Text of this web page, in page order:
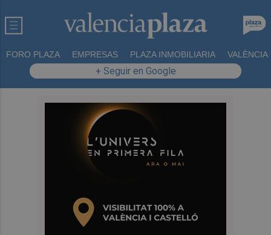
FORO PLAZA EMPRESAS PLAZA INMOBILIARIA VALÈNCIA
+ Seguir en Google